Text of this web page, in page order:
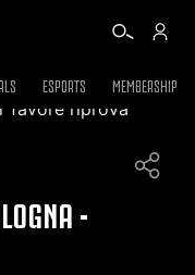
ESPORTS MEMBERSHIP
favore riprova
-